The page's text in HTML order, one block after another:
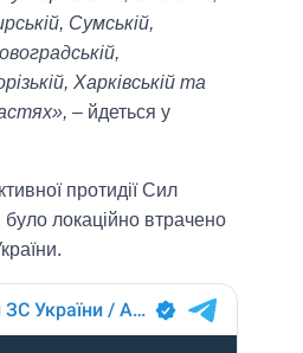
Сумській,
Харківській та
– йдеться у
протидії Сил
локаційно втрачено